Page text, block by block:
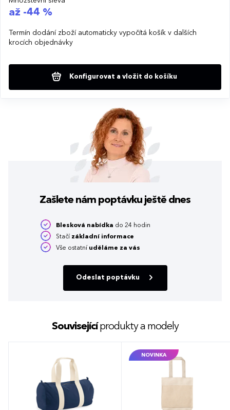
až -44 %
Termín dodání zboží automaticky vypočítá košík v dalších
krocích objednávky
Konfigurovat a vložit do košíku
Zašlete nám poptávku ještě dnes
Blesková nabídka do 24 hodin
Stačí základní informace
Vše ostatní uděláme za vás
Odeslat poptávku
Souvisejícíprodukty a modely
NOVINKA